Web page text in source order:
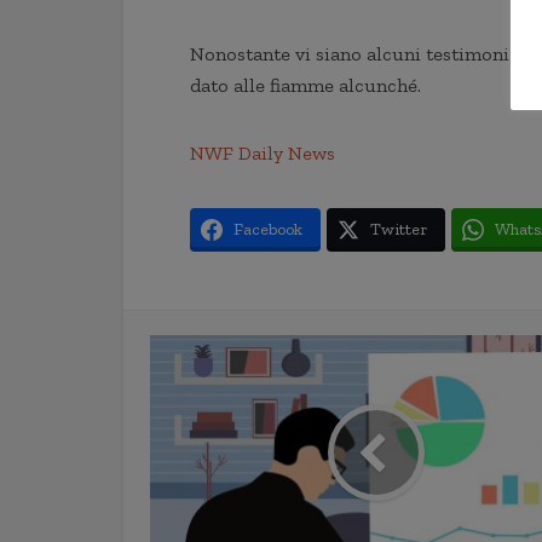
Nonostante vi siano alcuni testimoni
dato alle fiamme alcunché.
NWF Daily News
Facebook Twitter